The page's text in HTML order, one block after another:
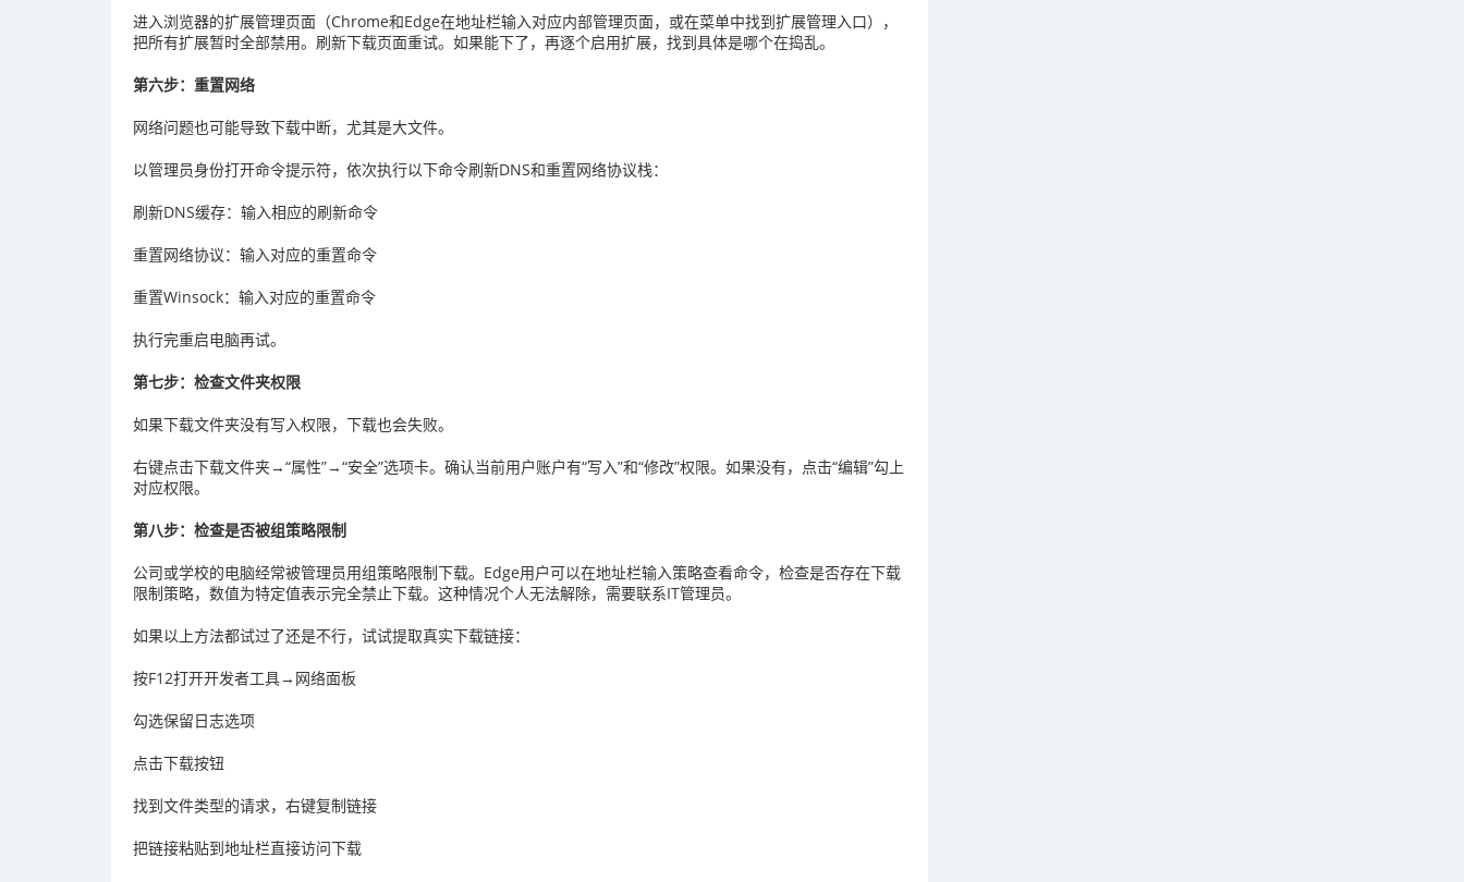
进入浏览器的扩展管理页面（Chrome和Edge在地址栏输入对应内部管理页面，或在菜单中找到扩展管理入口），
把所有扩展暂时全部禁用。刷新下载页面重试。如果能下了，再逐个启用扩展，找到具体是哪个在捣乱。
第六步：重置网络
网络问题也可能导致下载中断，尤其是大文件。
以管理员身份打开命令提示符，依次执行以下命令刷新DNS和重置网络协议栈：
刷新DNS缓存：输入相应的刷新命令
重置网络协议：输入对应的重置命令
重置Winsock：输入对应的重置命令
执行完重启电脑再试。
第七步：检查文件夹权限
如果下载文件夹没有写入权限，下载也会失败。
右键点击下载文件夹→“属性”→“安全”选项卡。确认当前用户账户有“写入”和“修改”权限。如果没有，点击“编辑”勾上
对应权限。
第八步：检查是否被组策略限制
公司或学校的电脑经常被管理员用组策略限制下载。Edge用户可以在地址栏输入策略查看命令，检查是否存在下载
限制策略，数值为特定值表示完全禁止下载。这种情况个人无法解除，需要联系IT管理员。
如果以上方法都试过了还是不行，试试提取真实下载链接：
按F12打开开发者工具→网络面板
勾选保留日志选项
点击下载按钮
找到文件类型的请求，右键复制链接
把链接粘贴到地址栏直接访问下载